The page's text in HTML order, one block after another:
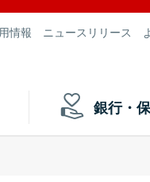
情報 ニュースリリース
銀行・